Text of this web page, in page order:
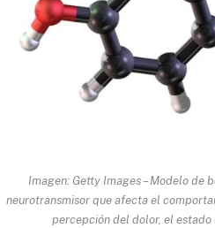
Imagen: Getty Images – Modelo de
neurotransmisor que afecta el
percepción del dolor, el estado